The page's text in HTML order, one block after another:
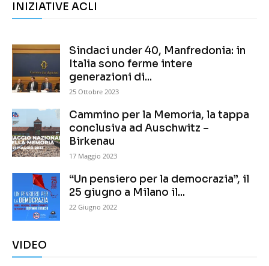
INIZIATIVE ACLI
Sindaci under 40, Manfredonia: in
Italia sono ferme intere
generazioni di...
25 Ottobre 2023
Cammino per la Memoria, la tappa
conclusiva ad Auschwitz –
Birkenau
17 Maggio 2023
“Un pensiero per la democrazia”, il
25 giugno a Milano il...
22 Giugno 2022
VIDEO